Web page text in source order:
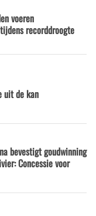
voeren
recorddroogte
uit de kan
bevestigt goudwinning
Concessie voor